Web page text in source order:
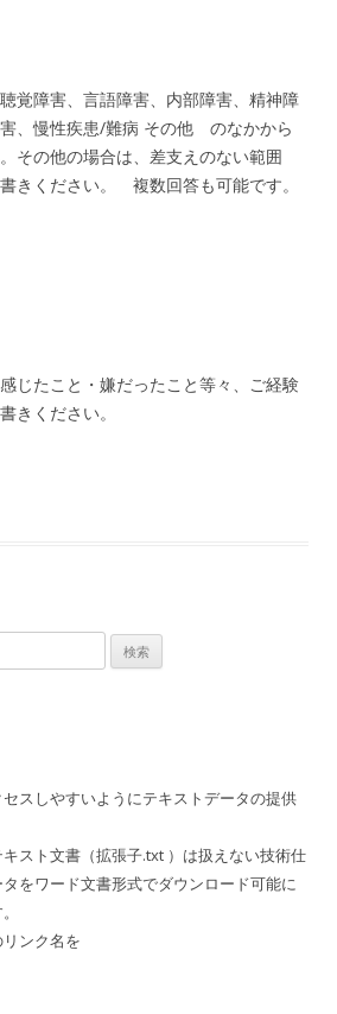
覚障害、言語障害、内部障害、精神障
、慢性疾患/難病 その他 のなかから
その他の場合は、差支えのない範囲
きください。 複数回答も可能です。
じたこと・嫌だったこと等々、ご経験
きください。
スしやすいようにテキストデータの提供
スト文書（拡張子.txt ）は扱えない技術仕
をワード文書形式でダウンロード可能に
ンク名を